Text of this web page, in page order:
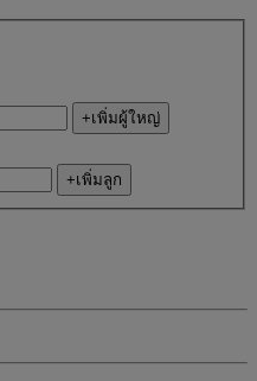
+เพิ่มผู้ใหญ่
+เพิ่มลูก